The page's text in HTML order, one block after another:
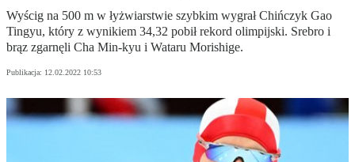
Wyścig na 500 m w łyżwiarstwie szybkim wygrał Chińczyk Gao
Tingyu, który z wynikiem 34,32 pobił rekord olimpijski. Srebro i
brąz zgarnęli Cha Min-kyu i Wataru Morishige.
Publikacja: 12.02.2022 10:53